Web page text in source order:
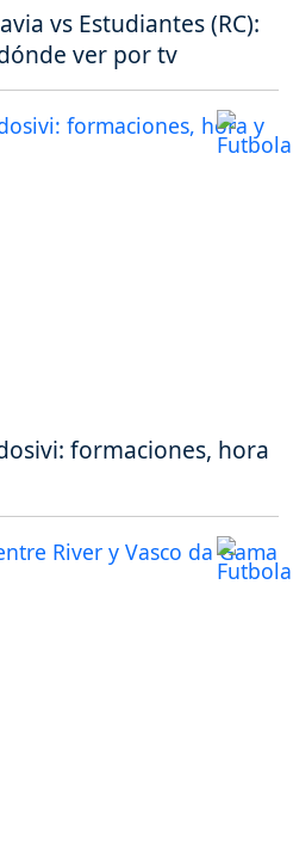
vs Estudiantes (RC):
ver por tv
formaciones, hora